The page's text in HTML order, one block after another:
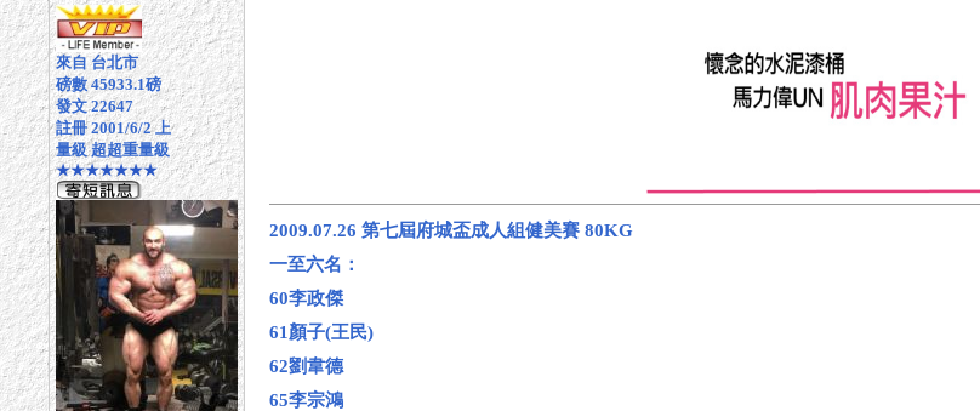
來自 台北市
磅數 45933.1磅
發文 22647
註冊 2001/6/2 上
量級 超超重量級
★★★★★★★
2009.07.26 第七屆府城盃成人組健美賽 80KG
一至六名：
60李政傑
61顏子(王民)
62劉韋德
65李宗鴻